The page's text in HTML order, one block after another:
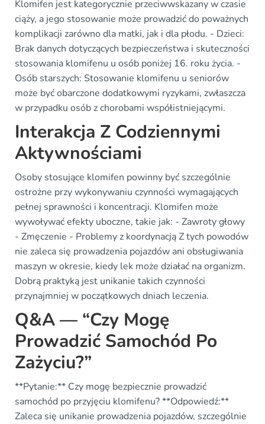
Klomifen jest kategorycznie przeciwwskazany w czasie
ciąży, a jego stosowanie może prowadzić do poważnych
komplikacji zarówno dla matki, jak i dla płodu. - Dzieci:
Brak danych dotyczących bezpieczeństwa i skuteczności
stosowania klomifenu u osób poniżej 16. roku życia. -
Osób starszych: Stosowanie klomifenu u seniorów
może być obarczone dodatkowymi ryzykami, zwłaszcza
w przypadku osób z chorobami współistniejącymi.
Interakcja Z Codziennymi
Aktywnościami
Osoby stosujące klomifen powinny być szczególnie
ostrożne przy wykonywaniu czynności wymagających
pełnej sprawności i koncentracji. Klomifen może
wywoływać efekty uboczne, takie jak: - Zawroty głowy
- Zmęczenie - Problemy z koordynacją Z tych powodów
nie zaleca się prowadzenia pojazdów ani obsługiwania
maszyn w okresie, kiedy lek może działać na organizm.
Dobrą praktyką jest unikanie takich czynności
przynajmniej w początkowych dniach leczenia.
Q&A — “Czy Mogę
Prowadzić Samochód Po
Zażyciu?”
**Pytanie:** Czy mogę bezpiecznie prowadzić
samochód po przyjęciu klomifenu? **Odpowiedź:**
Zaleca się unikanie prowadzenia pojazdów, szczególnie